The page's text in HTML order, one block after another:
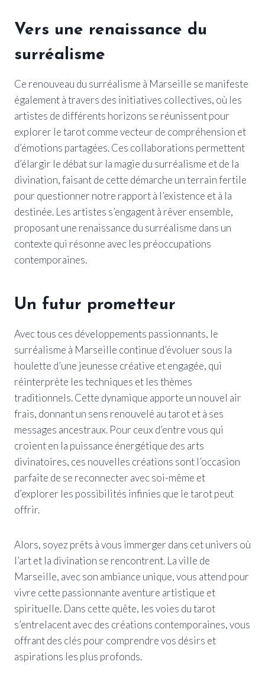
Vers une renaissance du
surréalisme
Ce renouveau du surréalisme à Marseille se manifeste
également à travers des initiatives collectives, où les
artistes de différents horizons se réunissent pour
explorer le tarot comme vecteur de compréhension et
d’émotions partagées. Ces collaborations permettent
d’élargir le débat sur la magie du surréalisme et de la
divination, faisant de cette démarche un terrain fertile
pour questionner notre rapport à l’existence et à la
destinée. Les artistes s’engagent à rêver ensemble,
proposant une renaissance du surréalisme dans un
contexte qui résonne avec les préoccupations
contemporaines.
Un futur prometteur
Avec tous ces développements passionnants, le
surréalisme à Marseille continue d’évoluer sous la
houlette d’une jeunesse créative et engagée, qui
réinterprète les techniques et les thèmes
traditionnels. Cette dynamique apporte un nouvel air
frais, donnant un sens renouvelé au tarot et à ses
messages ancestraux. Pour ceux d’entre vous qui
croient en la puissance énergétique des arts
divinatoires, ces nouvelles créations sont l’occasion
parfaite de se reconnecter avec soi-même et
d’explorer les possibilités infinies que le tarot peut
offrir.
Alors, soyez prêts à vous immerger dans cet univers où
l’art et la divination se rencontrent. La ville de
Marseille, avec son ambiance unique, vous attend pour
vivre cette passionnante aventure artistique et
spirituelle. Dans cette quête, les voies du tarot
s’entrelacent avec des créations contemporaines, vous
offrant des clés pour comprendre vos désirs et
aspirations les plus profonds.